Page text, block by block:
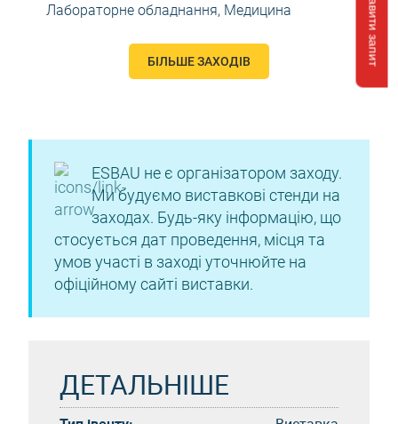
Лабораторне обладнання, Медицина
БІЛЬШЕ ЗАХОДІВ
ESBAU не є організатором заходу.
Ми будуємо виставкові стенди на
заходах. Будь-яку інформацію, що
стосується дат проведення, місця та
умов участі в заході уточнюйте на
офіційному сайті виставки.
ДЕТАЛЬНІШЕ